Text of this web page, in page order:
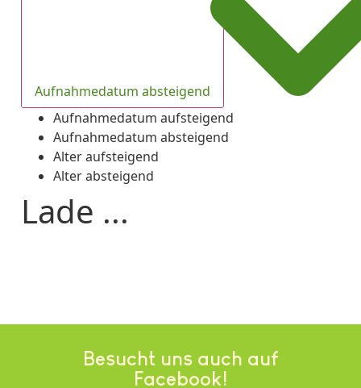
Aufnahmedatum absteigend
Aufnahmedatum aufsteigend
Aufnahmedatum absteigend
Alter aufsteigend
Alter absteigend
Lade ...
Besucht uns auch auf
Facebook!